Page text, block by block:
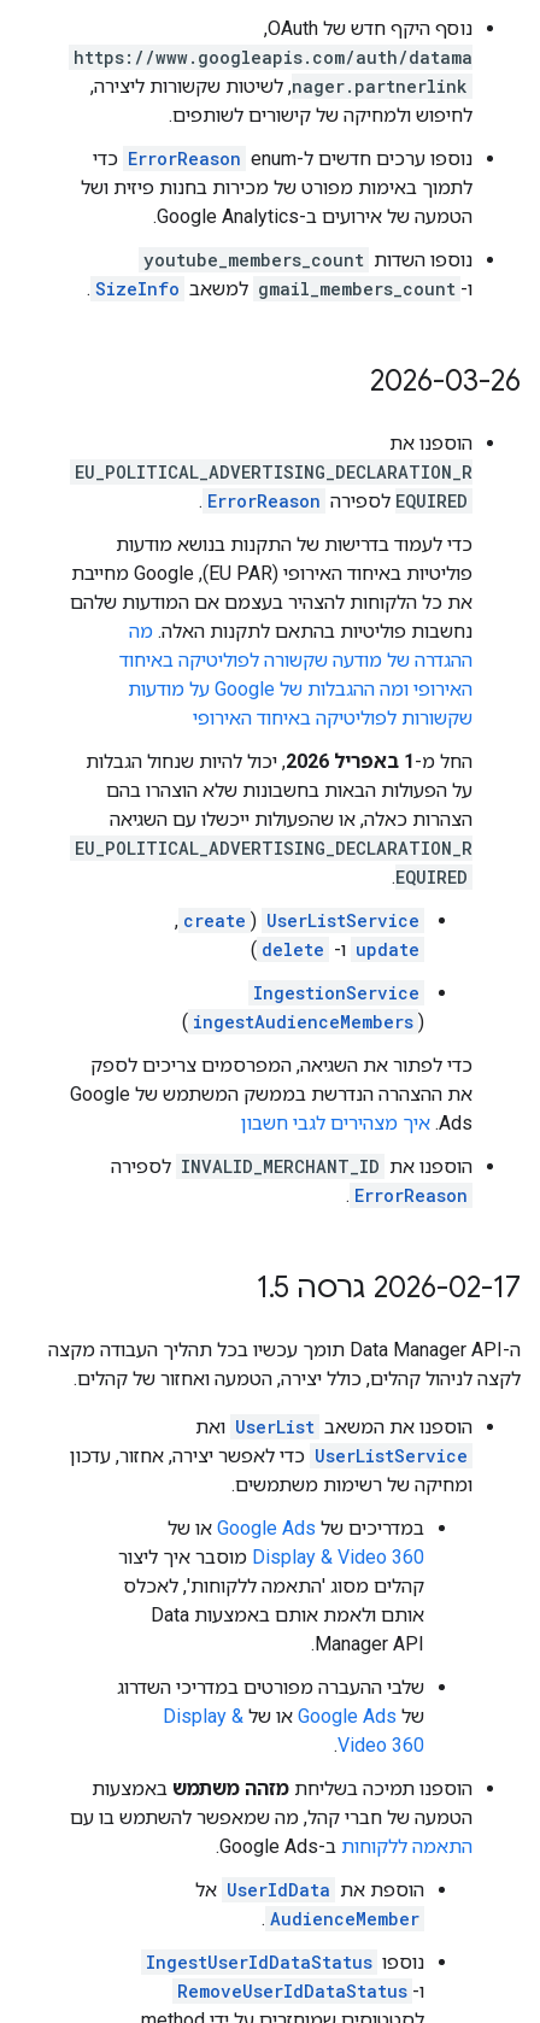
נוסף היקף חדש של OAuth,‏
https://www.googleapis.com/auth/datama
nager.partnerlink, לשיטות שקשורות ליצירה,
לחיפוש ולמחיקה של קישורים לשותפים.
נוספו ערכים חדשים ל-enum‏
ErrorReason כדי
לתמוך באימות מפורט של מכירות בחנות פיזית ושל
הטמעה של אירועים ב-Google Analytics.
נוספו השדות youtube_members_count
ו- gmail_members_count למשאב SizeInfo
.
2026-03-26
הוספנו את
EU_POLITICAL_ADVERTISING_DECLARATION_R
EQUIRED לספירה ErrorReason
.
כדי לעמוד בדרישות של התקנות בנושא מודעות
פוליטיות באיחוד האירופי (EU PAR), Google מחייבת
את כל הלקוחות להצהיר בעצמם אם המודעות שלהם
נחשבות פוליטיות בהתאם לתקנות האלה. מה
ההגדרה של מודעה שקשורה לפוליטיקה באיחוד
האירופי ומה ההגבלות של Google על מודעות
שקשורות לפוליטיקה באיחוד האירופי
החל מ-1 באפריל 2026
, יכול להיות שנחול הגבלות
על הפעולות הבאות בחשבונות שלא הוצהרו בהם
הצהרות כאלה, או שהפעולות ייכשלו עם השגיאה
EU_POLITICAL_ADVERTISING_DECLARATION_R
EQUIRED
.
UserListService
(
create
,
update ו- delete
)
IngestionService
(
ingestAudienceMembers
)
כדי לפתור את השגיאה, המפרסמים צריכים לספק
את ההצהרה הנדרשת בממשק המשתמש של Google
Ads. איך מצהירים לגבי חשבון
הוספנו את INVALID_MERCHANT_ID לספירה
ErrorReason
.
‫2026-02-17 גרסה 1 .5
ה-Data Manager API תומך עכשיו בכל תהליך העבודה מקצה
לקצה לניהול קהלים, כולל יצירה, הטמעה ואחזור של קהלים.
הוספנו את המשאב UserList ואת
UserListService כדי לאפשר יצירה, אחזור, עדכון
ומחיקה של רשימות משתמשים.
במדריכים של Google Ads או של
Display & Video 360 מוסבר איך ליצור
קהלים מסוג 'התאמה ללקוחות', לאכלס
אותם ולאמת אותם באמצעות Data
Manager API.
שלבי ההעברה מפורטים במדריכי השדרוג
של Google Ads או של Display &
Video 360
.
הוספנו תמיכה בשליחת מזהה משתמש באמצעות
הטמעה של חברי קהל, מה שמאפשר להשתמש בו עם
התאמה ללקוחות ב-Google Ads.
הוספת את UserIdData אל
AudienceMember
.
נוספו IngestUserIdDataStatus
ו- RemoveUserIdDataStatus